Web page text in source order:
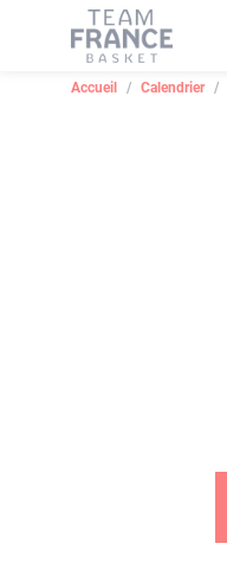
Accueil Calendrier
Panneau de gestion des cookies